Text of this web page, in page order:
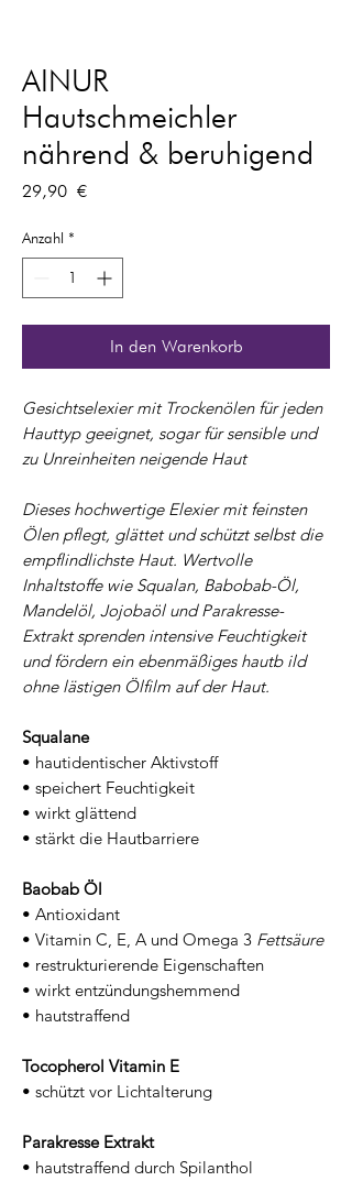
AINUR
Hautschmeichler
nährend & beruhigend
29,90 €Preis
Anzahl *
In den Warenkorb
Gesichtselexier mit Trockenölen für jeden
Hauttyp geeignet, sogar für sensible und
zu Unreinheiten neigende Haut
Dieses hochwertige Elexier mit feinsten
Ölen pflegt, glättet und schützt selbst die
empflindlichste Haut. Wertvolle
Inhaltstoffe wie Squalan, Babobab-Öl,
Mandelöl, Jojobaöl und Parakresse-
Extrakt sprenden intensive Feuchtigkeit
und fördern ein ebenmäßiges hautb ild
ohne lästigen Ölfilm auf der Haut.
Squalane
• hautidentischer Aktivstoff
• speichert Feuchtigkeit
• wirkt glättend
• stärkt die Hautbarriere
Baobab Öl
• Antioxidant
• Vitamin C, E, A und Omega 3 Fettsäure
• restrukturierende Eigenschaften
• wirkt entzündungshemmend
• hautstraffend
Tocopherol Vitamin E
• schützt vor Lichtalterung
Parakresse Extrakt
• hautstraffend durch Spilanthol